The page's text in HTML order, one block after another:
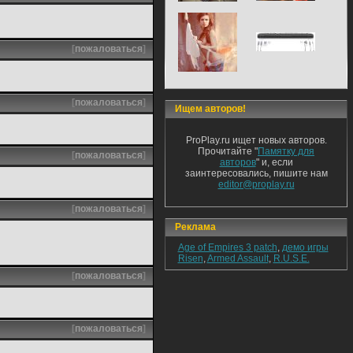
[пожаловаться]
[пожаловаться]
[пожаловаться]
[пожаловаться]
[пожаловаться]
[пожаловаться]
Ищем авторов!
ProPlay.ru ищет новых авторов.
Прочитайте "Памятку для
авторов" и, если
заинтересовались, пишите нам
editor@proplay.ru
Реклама
Age of Empires 3 patch, демо игры
Risen,Armed Assault, R.U.S.E.